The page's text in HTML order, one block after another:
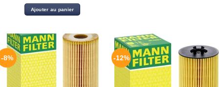
Ajouter au panier
-8% -12%